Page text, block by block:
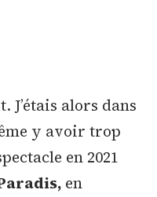
J’étais alors dans
y avoir trop
en 2021
en